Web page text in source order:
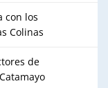
con los
Colinas
de